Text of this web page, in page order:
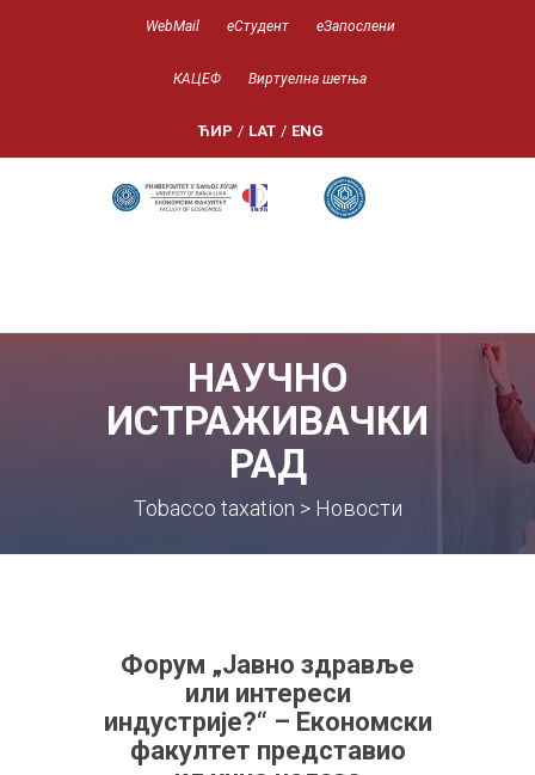
WebMail еСтудент еЗапослени
КАЦЕФ Виртуелна шетња
ЋИР / LAT / ENG
НАУЧНО
ИСТРАЖИВАЧКИ
РАД
Tobacco taxation > Новости
Форум „Јавно здравље
или интереси
индустрије?“ – Економски
факултет представио